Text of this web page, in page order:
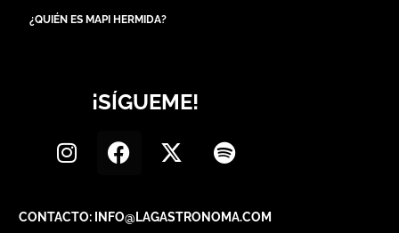
¿QUIÉN ES MAPI HERMIDA?
¡SÍGUEME!
CONTACTO: INFO@LAGASTRONOMA.COM